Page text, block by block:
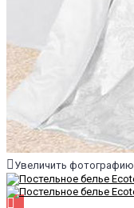
Увеличить фотографию